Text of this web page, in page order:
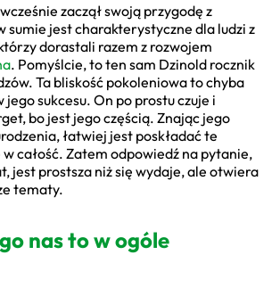
zaczął swoją przygodę z
sumie jest charakterystyczne dla ludzi z
dorastali razem z rozwojem
. Pomyślcie, to ten sam Dzinold rocznik
Ta bliskość pokoleniowa to chyba
jego sukcesu. On po prostu czuje i
bo jest jego częścią. Znając jego
łatwiej jest poskładać te
w całość. Zatem odpowiedź na pytanie,
jest prostsza niż się wydaje, ale otwiera
tematy.
nas to w ogóle